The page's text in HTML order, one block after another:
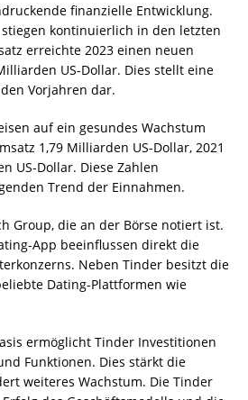
finanzielle Entwicklung.
kontinuierlich in den letzten
erreichte 2023 einen neuen
US-Dollar. Dies stellt eine
Vorjahren dar.
auf ein gesundes Wachstum
1,79 Milliarden US-Dollar, 2021
US-Dollar. Diese Zahlen
Trend der Einnahmen.
Group, die an der Börse notiert ist.
App beeinflussen direkt die
Neben Tinder besitzt die
Dating-Plattformen wie
ermöglicht Tinder Investitionen
Funktionen. Dies stärkt die
weiteres Wachstum. Die Tinder